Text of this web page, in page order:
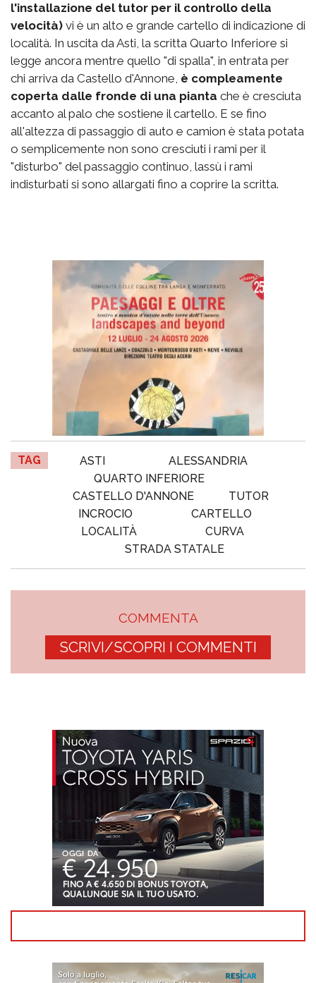
l'installazione del tutor per il controllo della
velocità) vi è un alto e grande cartello di indicazione di
località. In uscita da Asti, la scritta Quarto Inferiore si
legge ancora mentre quello "di spalla", in entrata per
chi arriva da Castello d'Annone, è compleamente
coperta dalle fronde di una pianta che è cresciuta
accanto al palo che sostiene il cartello. E se fino
all'altezza di passaggio di auto e camion è stata potata
o semplicemente non sono cresciuti i rami per il
"disturbo" del passaggio continuo, lassù i rami
indisturbati si sono allargati fino a coprire la scritta.
TAG ASTI
ALESSANDRIA
QUARTO INFERIORE
CASTELLO D'ANNONE
TUTOR
INCROCIO
CARTELLO
LOCALITÀ
CURVA
STRADA STATALE
COMMENTA
SCRIVI/SCOPRI I COMMENTI